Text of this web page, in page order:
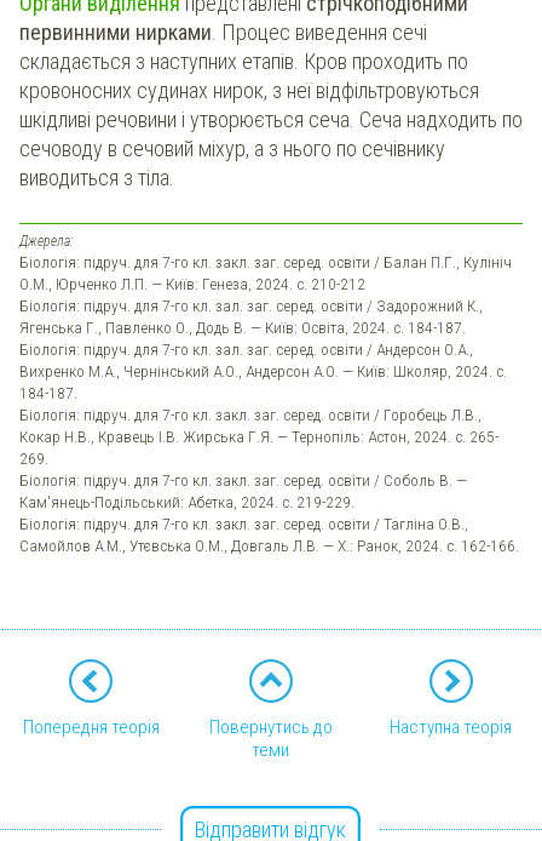
первинними нирками. Процес виведення сечі
складається з наступних етапів. Кров проходить по
кровоносних судинах нирок, з неї відфільтровуються
шкідливі речовини і утворюється сеча. Сеча надходить по
сечоводу в сечовий міхур, а з нього по сечівнику
виводиться з тіла.
Джерела:
Біологія: підруч. для 7-го кл. закл. заг. серед. освіти / Балан П.Г., Кулініч
О.М., Юрченко Л.П. — Київ: Генеза, 2024. с. 210-212
Біологія: підруч. для 7-го кл. зал. заг. серед. освіти / Задорожний К.,
Ягенська Г., Павленко О., Додь В. — Київ: Освіта, 2024. с. 184-187.
Біологія: підруч. для 7-го кл. зал. заг. серед. освіти / Андерсон О.А.,
Вихренко М.А., Чернінський А.О., Андерсон А.О. — Київ: Школяр, 2024. с.
184-187.
Біологія: підруч. для 7-го кл. закл. заг. серед. освіти / Горобець Л.В.,
Кокар Н.В., Кравець І.В. Жирська Г.Я. — Тернопіль: Астон, 2024. с. 265-
269.
Біологія: підруч. для 7-го кл. закл. заг. серед. освіти / Соболь В. —
Кам'янець-Подільський: Абетка, 2024. с. 219-229.
Біологія: підруч. для 7-го кл. закл. заг. серед. освіти / Тагліна О.В.,
Самойлов А.М., Утєвська О.М., Довгаль Л.В. — Х.: Ранок, 2024. с. 162-166.
Попередня теорія
Повернутись до
теми
Наступна теорія
Відправити відгук